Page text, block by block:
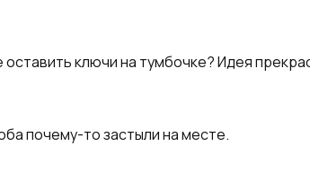
ключи на тумбочке? Идея
почему-то застыли на месте.